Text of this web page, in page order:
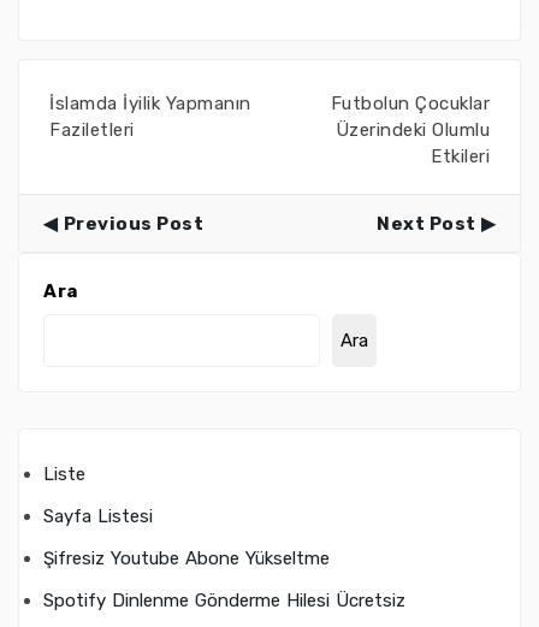
İslamda İyilik Yapmanın
Faziletleri
Futbolun Çocuklar
Üzerindeki Olumlu
Etkileri
Previous Post Next Post
Ara
Ara
Liste
Sayfa Listesi
Şifresiz Youtube Abone Yükseltme
Spotify Dinlenme Gönderme Hilesi Ücretsiz